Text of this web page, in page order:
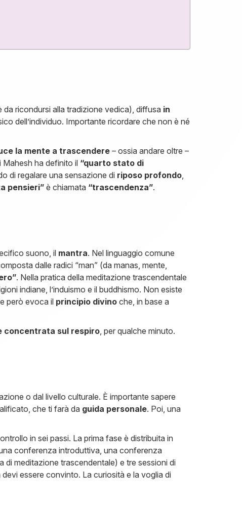
da ricondursi alla tradizione vedica), diffusa in
dell’individuo. Importante ricordare che non è né
la mente a trascendere– ossia andare oltre –
ha definito il “quarto stato di
di regalare una sensazione di riposo profondo,
pensieri” è chiamata “trascendenza”.
suono, il mantra. Nel linguaggio comune
dalle radici “man” (da manas, mente,
. Nella pratica della meditazione trascendentale
indiane, l’induismo e il buddhismo. Non esiste
però evoca il principio divino che, in base a
concentrata sul respiro, per qualche minuto.
o dal livello culturale. È importante sapere
che ti farà da guida personale. Poi, una
in sei passi. La prima fase è distribuita in
conferenza introduttiva, una conferenza
di meditazione trascendentale) e tre sessioni di
essere convinto. La curiosità e la voglia di